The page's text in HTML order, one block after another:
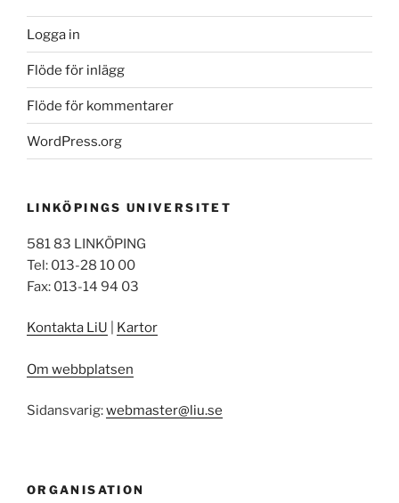
Logga in
Flöde för inlägg
Flöde för kommentarer
WordPress.org
LINKÖPINGS UNIVERSITET
581 83 LINKÖPING
Tel: 013-28 10 00
Fax: 013-14 94 03
Kontakta LiU Kartor
Om webbplatsen
Sidansvarig:webmaster@liu.se
ORGANISATION